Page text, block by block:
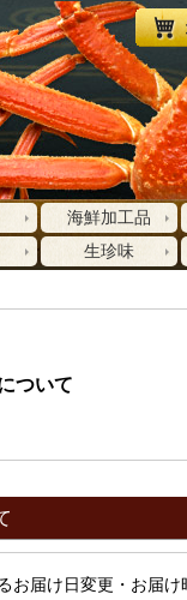
海鮮加工品
生珍味
ついて
お届け日変更・お届